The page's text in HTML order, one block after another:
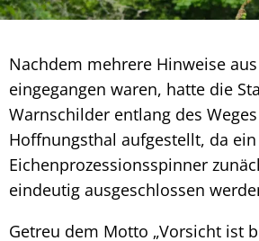
Nachdem mehrere Hinweise
eingegangen waren, hatte die
Warnschilder entlang des
Hoffnungsthal aufgestellt, da
Eichenprozessionsspinner
eindeutig ausgeschlossen
Getreu dem Motto „Vorsicht ist